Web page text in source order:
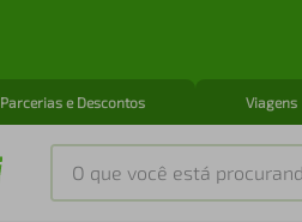
Parcerias e Descontos Viagens
O que você está procurando?